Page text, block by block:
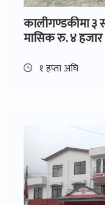
कालीगण्डकीमा ३
मासिक रु. ४ हजार
१ हप्ता अघि